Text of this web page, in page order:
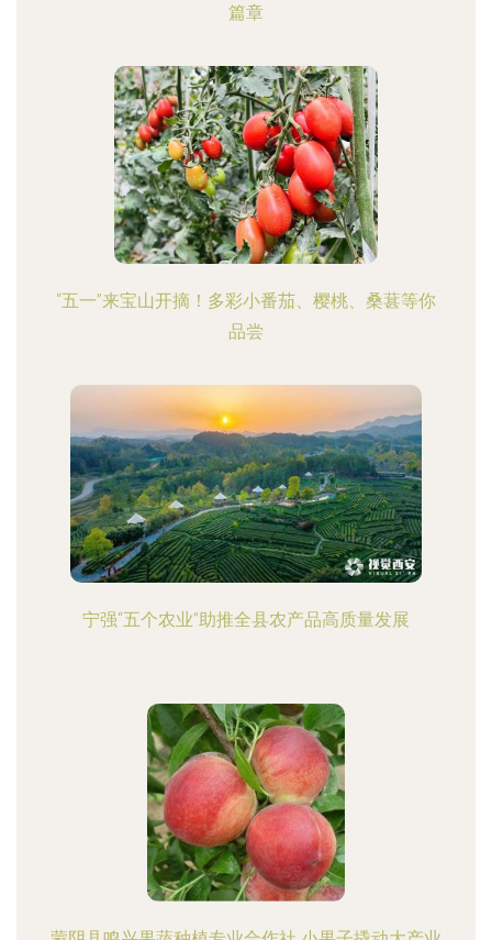
篇章
“五一”来宝山开摘！多彩小番茄、樱桃、桑葚等你
品尝
宁强“五个农业”助推全县农产品高质量发展